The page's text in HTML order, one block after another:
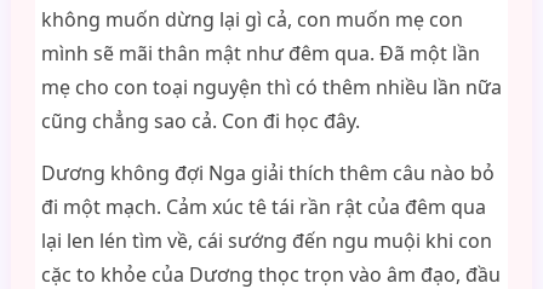
không muốn dừng lại gì cả, con muốn mẹ con
mình sẽ mãi thân mật như đêm qua. Đã một lần
mẹ cho con toại nguyện thì có thêm nhiều lần nữa
cũng chẳng sao cả. Con đi học đây.
Dương không đợi Nga giải thích thêm câu nào bỏ
đi một mạch. Cảm xúc tê tái rần rật của đêm qua
lại len lén tìm về, cái sướng đến ngu muội khi con
cặc to khỏe của Dương thọc trọn vào âm đạo, đầu